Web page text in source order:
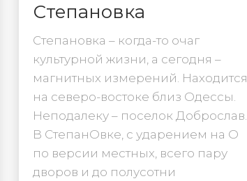
Степановка
Степановка – когда-то очаг
культурной жизни, а сегодня –
магнитных измерений. Находится
на северо-востоке близ Одессы.
Неподалеку – поселок Доброслав.
В СтепанОвке, с ударением на О
по версии местных, всего пару
дворов и до полусотни